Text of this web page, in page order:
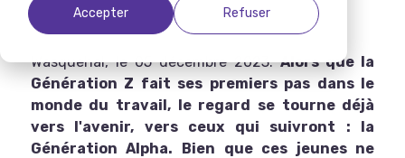
Accepter Refuser
Wasquehal, le 05 décembre 2023.Alors que la
Génération Z fait ses premiers pas dans le
monde du travail, le regard se tourne déjà
vers l'avenir, vers ceux qui suivront : la
Génération Alpha. Bien que ces jeunes ne